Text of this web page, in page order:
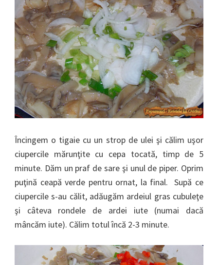
Încingem o tigaie cu un strop de ulei şi călim uşor
ciupercile mărunţite cu cepa tocată, timp de 5
minute. Dăm un praf de sare şi unul de piper. Oprim
puţină ceapă verde pentru ornat, la final. Supă ce
ciupercile s-au călit, adăugăm ardeiul gras cubuleţe
şi câteva rondele de ardei iute (numai dacă
mâncăm iute). Călim totul încă 2-3 minute.